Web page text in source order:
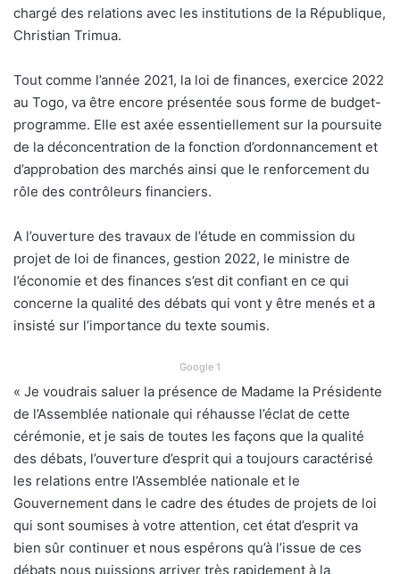
chargé des relations avec les institutions de la République,
Christian Trimua.
Tout comme l’année 2021, la loi de finances, exercice 2022
au Togo, va être encore présentée sous forme de budget-
programme. Elle est axée essentiellement sur la poursuite
de la déconcentration de la fonction d’ordonnancement et
d’approbation des marchés ainsi que le renforcement du
rôle des contrôleurs financiers.
A l’ouverture des travaux de l’étude en commission du
projet de loi de finances, gestion 2022, le ministre de
l’économie et des finances s’est dit confiant en ce qui
concerne la qualité des débats qui vont y être menés et a
insisté sur l’importance du texte soumis.
Google 1
« Je voudrais saluer la présence de Madame la Présidente
de l’Assemblée nationale qui réhausse l’éclat de cette
cérémonie, et je sais de toutes les façons que la qualité
des débats, l’ouverture d’esprit qui a toujours caractérisé
les relations entre l’Assemblée nationale et le
Gouvernement dans le cadre des études de projets de loi
qui sont soumises à votre attention, cet état d’esprit va
bien sûr continuer et nous espérons qu’à l’issue de ces
débats nous puissions arriver très rapidement à la